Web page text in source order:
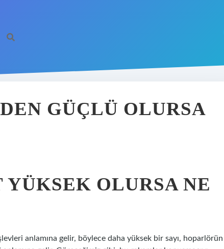
GÜÇLÜ OLURSA
YÜKSEK OLURSA NE
anlamına gelir, böylece daha yüksek bir sayı, hoparlörün